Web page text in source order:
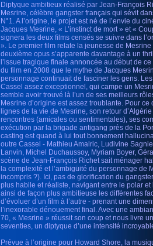
Diptyque ambitieux réalisé par Jean-François
Mesrine, célèbre gangster français qui sévit
N°1. A l’origine, le projet est né de l’envie du
Jacques Mesrine, « L’instinct de mort » et «
signera les deux films censés se suivre dans
». Le premier film relate la jeunesse de
deuxième opus s’apparente davantage à un
l’issue tragique finale annoncée au début de
du film en 2008 que le mythe de Jacques
personnage continuait de fasciner les gens.
Cassel assez exceptionnel, qui campe un
semble avoir trouvé là l’un de ses meilleurs
Mesrine d’origine est assez troublante. Pour
lignes de la vie de Mesrine, son retour
rencontres (amicales ou sentimentales), ses
exécution par la brigade antigang près de la
casting est quand à lui tout bonnement
outre Cassel - Mathieu Amalric, Ludivine
Lanvin, Michel Duchaussoy, Myriam Boyer,
scène de Jean-François Richet sait ménager
la complexité et l’ambigüité du personnage de
incompris ?). Ici, pas de glorification du
plus habile et réaliste, navigant entre le polar
ainsi de façon plus ambitieuse les différentes
d’évoluer d’un film à l’autre - prenant une
l’inexorable dénouement final. Avec une
70, « Mesrine » réussit son coup et nous livre
seventies, un diptyque d’une intensité
Prévue à l’origine pour Howard Shore, la